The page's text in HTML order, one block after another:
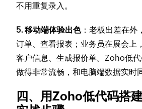
不用重复录入。
5. 移动端体验出色：老板出差在外
订单、查看报表；业务员在展会上
客户信息、生成报价单。Zoho低
做得非常流畅，和电脑端数据实时
四、用Zoho低代码搭